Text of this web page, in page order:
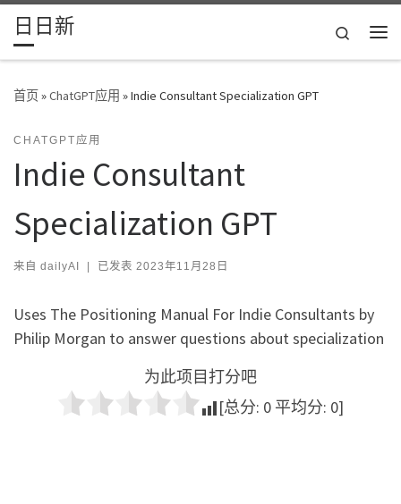
Skip to content
日日新
Search
首页»ChatGPT应用 »Indie Consultant Specialization GPT
CHATGPT应用
Indie Consultant
Specialization GPT
来自 dailyAI | 已发表 2023年11月28日
Uses The Positioning Manual For Indie Consultants by
Philip Morgan to answer questions about specialization
为此项目打分吧
[总分: 0 平均分: 0]